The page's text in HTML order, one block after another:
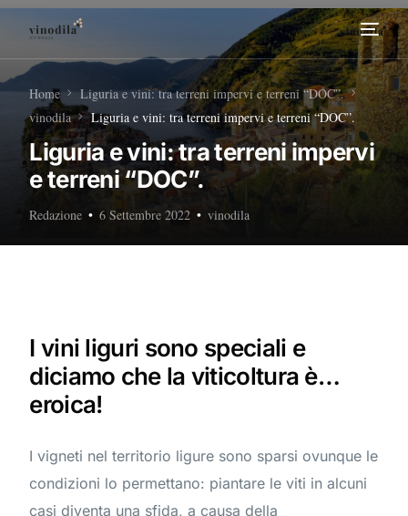
Home
Liguria e vini: tra terreni impervi e terreni “DOC”.
vinodila
Liguria e vini: tra terreni impervi e terreni “DOC”.
Liguria e vini: tra terreni impervi
e terreni “DOC”.
Redazione 6 Settembre 2022 vinodila
I vini liguri sono speciali e
diciamo che la viticoltura è…
eroica!
I vigneti nel territorio ligure sono sparsi ovunque le
condizioni lo permettano: piantare le viti in alcuni
casi diventa una sfida, a causa della
Home
Tour Enogastronomici
Diventa nostro Partner